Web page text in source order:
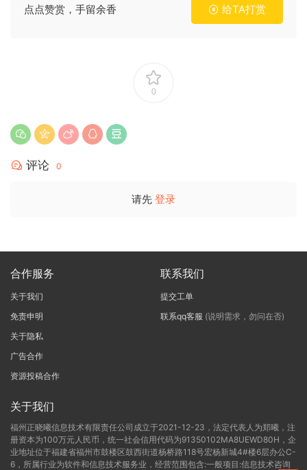
点点赞赏，手留余香 给TA打赏
0
评论 0
请先 登录
合作服务
关于我们
免责申明
关于隐私
广告合作
资源投稿合作
联系我们
提交工单
联系qq客服 (说明需求，勿问在否)
关于我们
福州正晓曦信息技术有限责任公司成立于2021-12-23，法定代表人为郑曦，注
册资本为100万元人民币，统一社会信用代码为91350102MA8UEWD80H，企
业地址位于福建省福州市鼓楼区鼓西街道杨桥路118号宏杨新城4#楼6层办公C-
6，所属行业为软件和信息技术服务业，经营范围包含:一般项目:信息技术咨询